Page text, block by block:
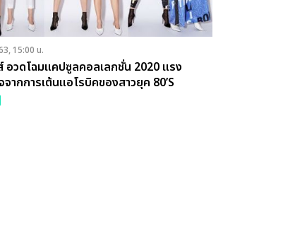
15:00 น.
อวดโฉมแคปซูลคอลเลกชั่น 2020 แรง
จากการเต้นแอโรบิคของสาวยุค 80’S